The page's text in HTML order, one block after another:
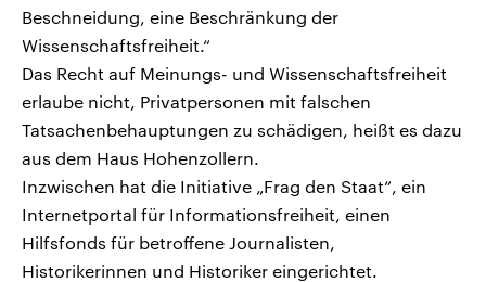
Beschneidung, eine Beschränkung der
Wissenschaftsfreiheit.“
Das Recht auf Meinungs- und Wissenschaftsfreiheit
erlaube nicht, Privatpersonen mit falschen
Tatsachenbehauptungen zu schädigen, heißt es dazu
aus dem Haus Hohenzollern.
Inzwischen hat die Initiative „Frag den Staat“, ein
Internetportal für Informationsfreiheit, einen
Hilfsfonds für betroffene Journalisten,
Historikerinnen und Historiker eingerichtet.